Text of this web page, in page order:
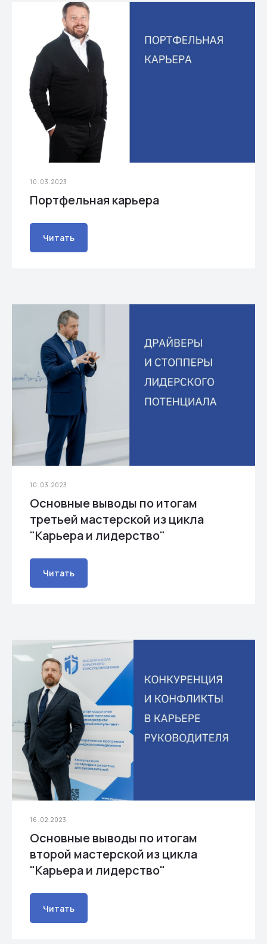
10.03.2023
Портфельная карьера
Читать
10.03.2023
Основные выводы по итогам
третьей мастерской из цикла
"Карьера и лидерство"
Читать
16.02.2023
Основные выводы по итогам
второй мастерской из цикла
"Карьера и лидерство"
Читать